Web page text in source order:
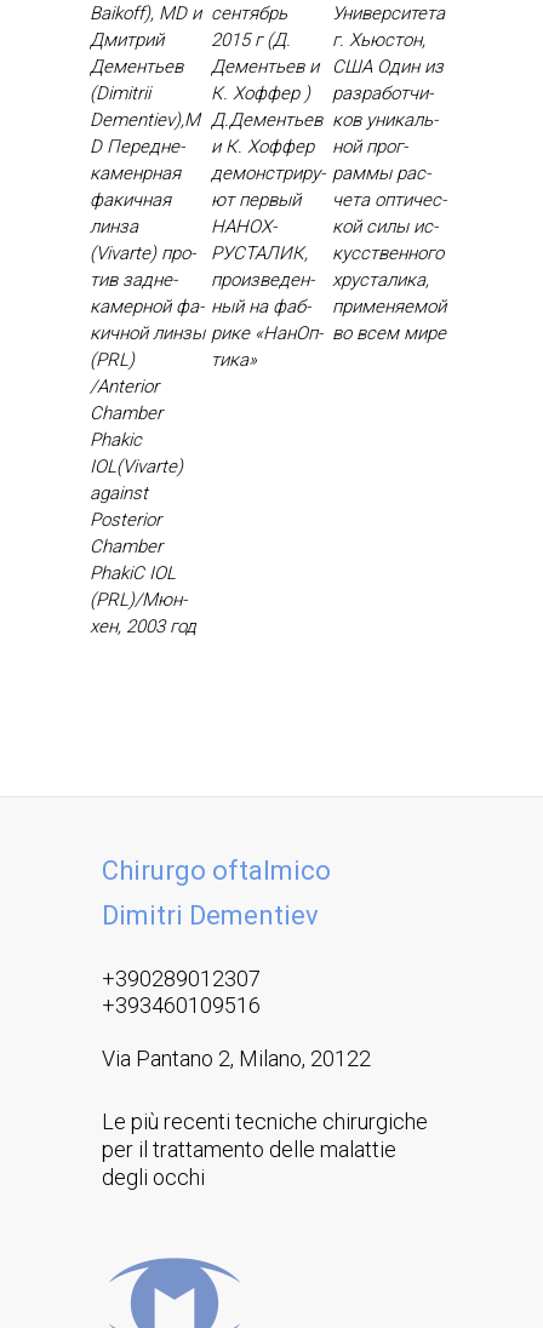
Baikoff), MD и
Дмитрий
Дементьев
(Dimitrii
Dementiev),M
D Пе­ред­не­
камен­рная
фа­кич­ная
лин­за
(Vivarte) про­
тив зад­не­
камер­ной фа­
кич­ной лин­зы
(PRL)
/Anterior
Chamber
Phakic
IOL(Vivarte)
against
Posterior
Chamber
PhakiC IOL
(PRL)/Мюн­
хен, 2003 год
сентябрь
2015 г (Д.
Дементьев и
К. Хоффер )
Д.Де­менть­ев
и К. Хоф­фер
де­монс­три­ру­
ют пер­вый
НА­НОХ­
РУСТА­ЛИК,
про­из­ве­ден­
ный на фаб­
ри­ке «На­нОп­
ти­ка»
Университета
г. Хьюстон,
США Один из
раз­ра­бот­чи­
ков уни­каль­
ной прог­
раммы рас­
че­та оп­ти­чес­
кой си­лы ис­
кусс­твен­но­го
хрус­та­лика,
при­меня­емой
во всем ми­ре
Chirurgo oftalmico
Dimitri Dementiev
+390289012307
+393460109516
Via Pantano 2, Milano, 20122
Le più recenti tecniche chirurgiche
per il trattamento delle malattie
degli occhi